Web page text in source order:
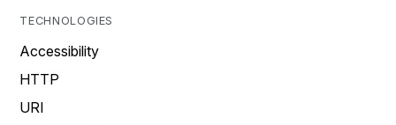
TECHNOLOGIES
Accessibility
HTTP
URI